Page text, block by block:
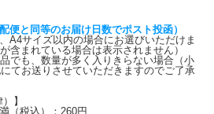
便と同等のお届け日数でポスト投函）
A4サイズ以内の場合にお選びいただけま
含まれている場合は表示されません）
でも、数量が多く入りきらない場合（小
てお送りさせていただきますのでご了承
】
（税込）：260円